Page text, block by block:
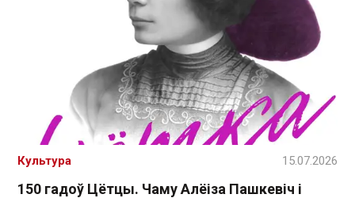
150 гадоў Цётцы. Чаму Алёіза Пашкевіч і
Культура 15.07.2026